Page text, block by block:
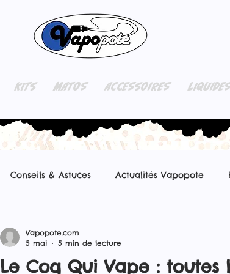
KITS MATOS ACCESSOIRES
Conseils & Astuces Actualités Vapopote
Le Coq Qui Vape :
Vapopote.com
5 mai
5 min de lecture